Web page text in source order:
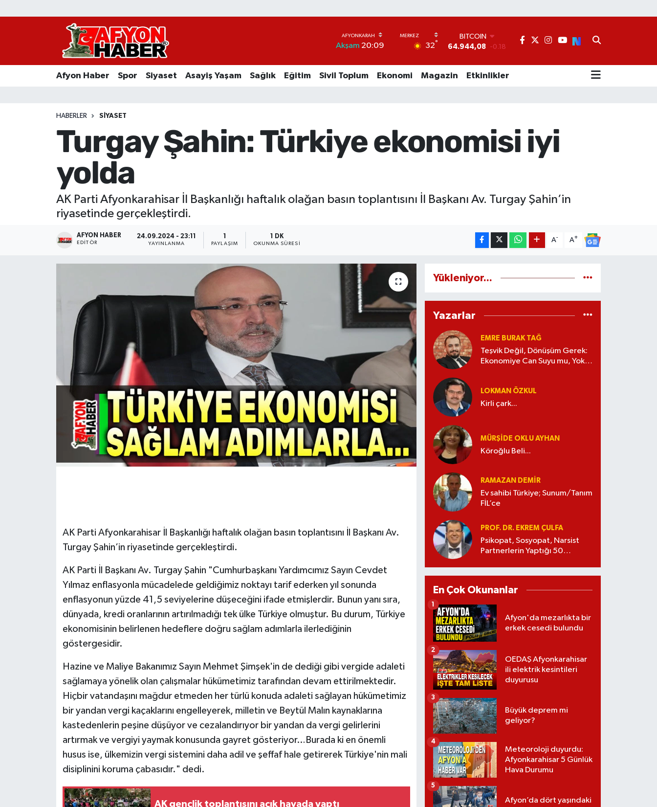
Akşam 20:09 32°
64.944,08
-0.18
DOLAR
55,2510 0.32
13.779
-14
Afyon Haber Spor Siyaset Asayiş Yaşam Sağlık Eğitim Sivil Toplum Ekonomi Magazin Etkinlikler
HABERLER SIYASET
Turgay Şahin: Türkiye ekonomisi iyi
yolda
AK Parti Afyonkarahisar İl Başkanlığı haftalık olağan basın toplantısını İl Başkanı Av. Turgay Şahin’in
riyasetinde gerçekleştirdi.
AFYON HABER
EDITÖR
24.09.2024 - 23:11
YAYINLANMA PAYLAŞIM
1 DK
OKUNMA SÜRESI
A- A+
AK Parti Afyonkarahisar İl Başkanlığı haftalık olağan basın toplantısını İl Başkanı Av.
Turgay Şahin’in riyasetinde gerçekleştirdi.
AK Parti İl Başkanı Av. Turgay Şahin "Cumhurbaşkanı Yardımcımız Sayın Cevdet
Yılmaz enflasyonla mücadelede geldiğimiz noktayı tarif ederken yıl sonunda
enflasyonun yüzde 41,5 seviyelerine düşeceğini ifade etmişlerdir. Bunun yanı sıra,
dünyada, kredi oranlarının artırılmadığı tek ülke Türkiye olmuştur. Bu durum, Türkiye
ekonomisinin belirlenen hedeflere doğru sağlam adımlarla ilerlediğinin
göstergesidir.
Hazine ve Maliye Bakanımız Sayın Mehmet Şimşek'in de dediği gibi vergide adaleti
sağlamaya yönelik olan çalışmalar hükümetimiz tarafından devam ettirilmektedir.
Hiçbir vatandaşını mağdur etmeden her türlü konuda adaleti sağlayan hükümetimiz
bir yandan vergi kaçaklarını engelleyerek, milletin ve Beytül Malın kaynaklarına
kastedenlerin peşine düşüyor ve cezalandırıyor bir yandan da vergi gelirlerini
artırmak ve vergiyi yaymak konusunda gayret gösteriyor…Burada ki en önemli
husus ise, ülkemizin vergi sistemini daha adil ve şeffaf hale getirerek Türkiye'nin mali
disiplinini koruma çabasıdır." dedi.
AK gençlik toplantısını açık havada yaptı
Yükleniyor...
Yazarlar
EMRE BURAK TAĞ
Teşvik Değil, Dönüşüm Gerek:
Ekonomiye Can Suyu mu, Yoksa
LOKMAN ÖZKUL
Kirli çark...
MÜRŞIDE OKLU AYHAN
Köroğlu Beli...
RAMAZAN DEMİR
Ev sahibi Türkiye; Sunum/Tanım
FİL’ce
PROF. DR. EKREM ÇULFA
Psikopat, Sosyopat, Narsist
Partnerlerin Yaptığı 50
En Çok Okunanlar
Afyon'da mezarlıkta bir
erkek cesedi bulundu
1
OEDAŞ Afyonkarahisar
ili elektrik kesintileri
duyurusu
2
Büyük deprem mi
geliyor?
3
Meteoroloji duyurdu:
Afyonkarahisar 5 Günlük
Hava Durumu
4
Afyon’da dört yaşındaki
5
Afyon Haber
Asayiş Yaşam
Sivil Toplum
Ekonomi
Magazin